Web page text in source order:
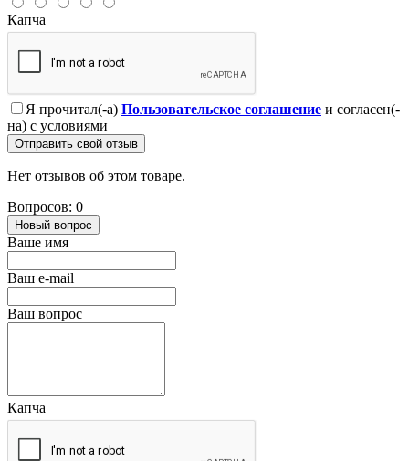
Капча
Я прочитал(-а) Пользовательское соглашение и согласен(-
на) с условиями
Отправить свой отзыв
Нет отзывов об этом товаре.
Вопросов: 0
Новый вопрос
Ваше имя
Ваш e-mail
Ваш вопрос
Капча